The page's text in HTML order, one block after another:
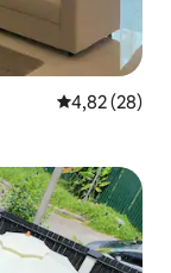
Средна
4,82 (28)